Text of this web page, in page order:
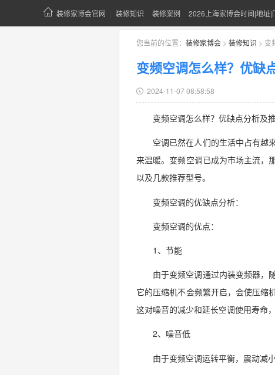
装修家博会官网 装修知识 装修案例 2026上海家博会时间|地址|
您当前的位置： 装修家博会 > 装修知识 > 变
变频空调怎么样？优缺
2024-11-07 08:58:58
变频空调怎么样？优缺点分析及
空调已然在人们的生活中占有越
来温暖。变频空调已成为市场主流，
以及几款推荐型号。
变频空调的优缺点分析：
变频空调的优点：
1、节能
由于变频空调通过内装变频器
它的压缩机不会频繁开启，会使压缩
这对噪音的减少和延长空调使用寿命
2、噪音低
由于变频空调运转平衡，震动减